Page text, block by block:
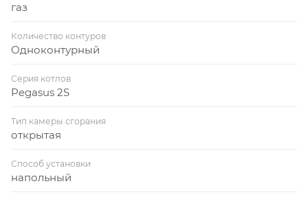
газ
Количество контуров
Одноконтурный
Серия котлов
Pegasus 2S
Тип камеры сгорания
открытая
Способ установки
напольный